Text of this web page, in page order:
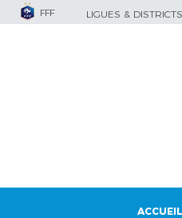
FFF LIGUES & DISTRICTS
ACCUEIL